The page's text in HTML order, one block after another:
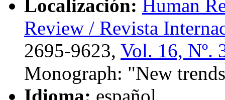
Localización: Human
Review / Revista
2695-9623, Vol. 16, Nº.
Monograph: "New